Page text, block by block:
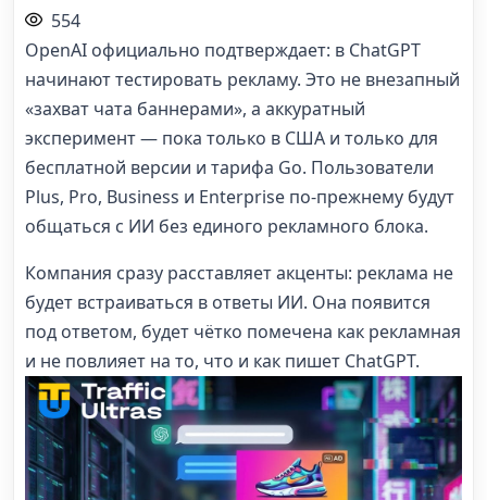
554
OpenAI официально подтверждает: в ChatGPT
начинают тестировать рекламу. Это не внезапный
«захват чата баннерами», а аккуратный
эксперимент — пока только в США и только для
бесплатной версии и тарифа Go. Пользователи
Plus, Pro, Business и Enterprise по-прежнему будут
общаться с ИИ без единого рекламного блока.
Компания сразу расставляет акценты: реклама не
будет встраиваться в ответы ИИ. Она появится
под ответом, будет чётко помечена как рекламная
и не повлияет на то, что и как пишет ChatGPT.